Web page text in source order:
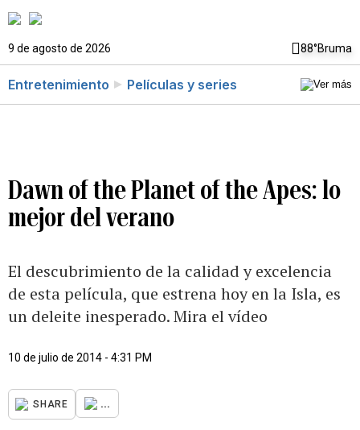
9 de agosto de 2026 88°Bruma
Entretenimiento Películas y series
Dawn of the Planet of the Apes: lo
mejor del verano
El descubrimiento de la calidad y excelencia
de esta película, que estrena hoy en la Isla, es
un deleite inesperado. Mira el vídeo
10 de julio de 2014 - 4:31 PM
SHARE ...